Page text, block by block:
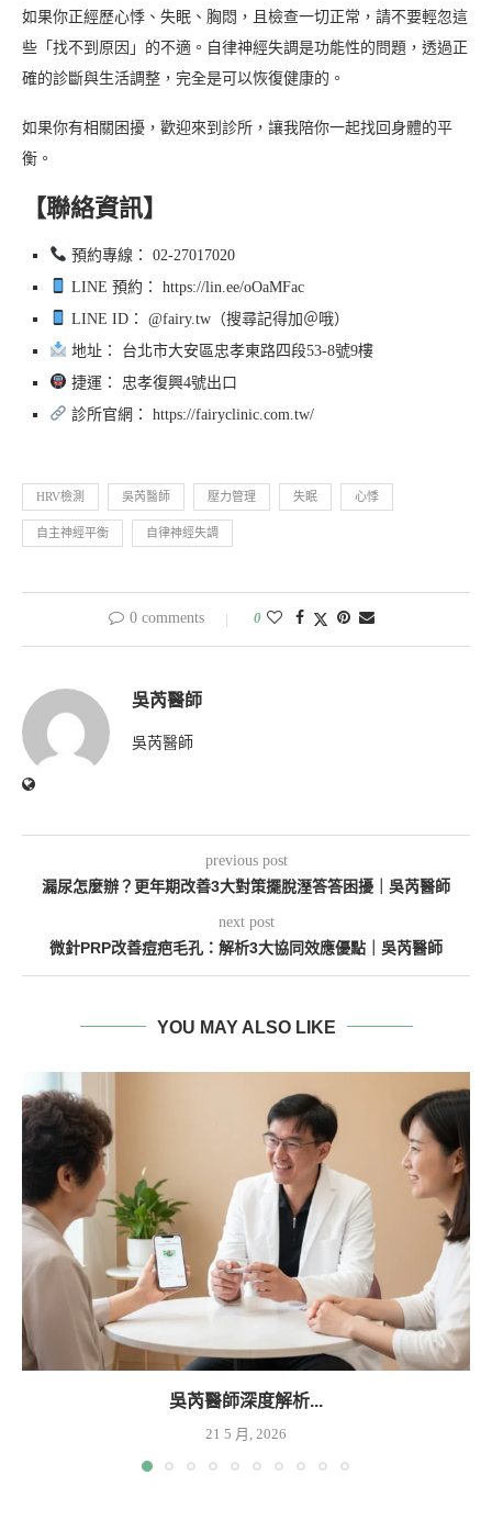
如果你正經歷心悸、失眠、胸悶，且檢查一切正常，請不要輕忽這
些「找不到原因」的不適。自律神經失調是功能性的問題，透過正
確的診斷與生活調整，完全是可以恢復健康的。
如果你有相關困擾，歡迎來到診所，讓我陪你一起找回身體的平
衡。
【聯絡資訊】
預約專線： 02-27017020
LINE 預約： https://lin.ee/oOaMFac
LINE ID： @fairy.tw（搜尋記得加＠哦）
地址： 台北市大安區忠孝東路四段53-8號9樓
捷運： 忠孝復興4號出口
診所官網： https://fairyclinic.com.tw/
HRV檢測 吳芮醫師 壓力管理 失眠 心悸
自主神經平衡 自律神經失調
0 comments 0
吳芮醫師
吳芮醫師
previous post
漏尿怎麼辦？更年期改善3大對策擺脫溼答答困擾｜吳芮醫師
next post
微針PRP改善痘疤毛孔：解析3大協同效應優點｜吳芮醫師
YOU MAY ALSO LIKE
吳芮醫師深度解析...
21 5 月, 2026